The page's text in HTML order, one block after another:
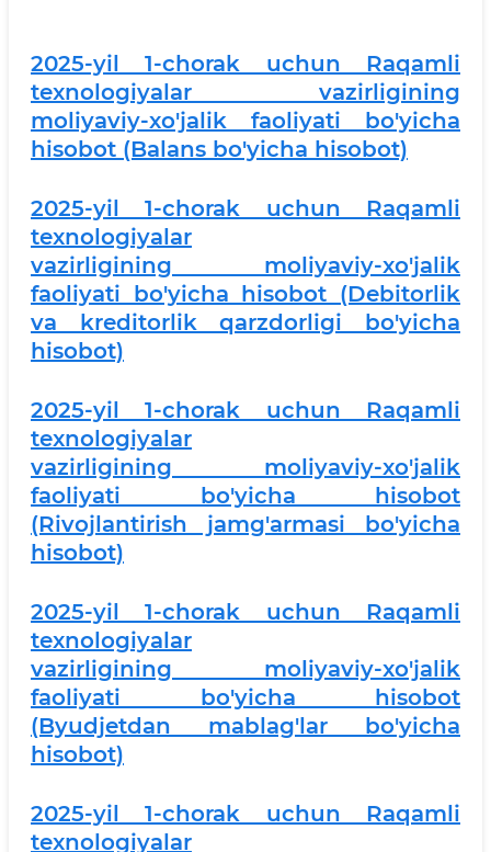
2025-yil 1-chorak uchun Raqamli
texnologiyalar vazirligining
moliyaviy-xo'jalik faoliyati bo'yicha
hisobot (Balans bo'yicha hisobot)
2025-yil 1-chorak uchun Raqamli
texnologiyalar
vazirligining moliyaviy-xo'jalik
faoliyati bo'yicha hisobot (Debitorlik
va kreditorlik qarzdorligi bo'yicha
hisobot)
2025-yil 1-chorak uchun Raqamli
texnologiyalar
vazirligining moliyaviy-xo'jalik
faoliyati bo'yicha hisobot
(Rivojlantirish jamg'armasi bo'yicha
hisobot)
2025-yil 1-chorak uchun Raqamli
texnologiyalar
vazirligining moliyaviy-xo'jalik
faoliyati bo'yicha hisobot
(Byudjetdan mablag'lar bo'yicha
hisobot)
2025-yil 1-chorak uchun Raqamli
texnologiyalar